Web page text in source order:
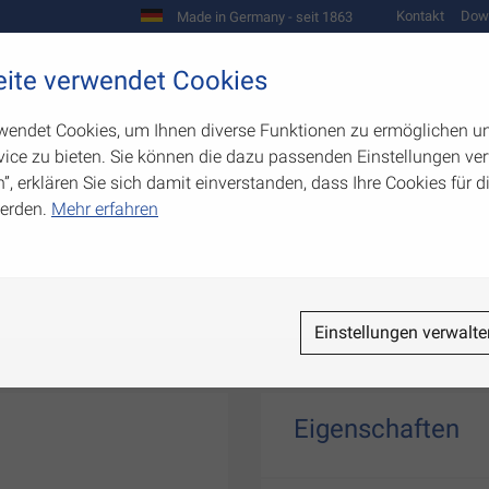
Made in Germany - seit 1863 Kontakt
Werkzeugbau
Eigenschaften
verwendet Cookies
Cookies, um Ihnen diverse Funktionen zu ermöglichen
zu bieten. Sie können die dazu passenden Einstellungen
erklären Sie sich damit einverstanden, dass Ihre Cookies für
Mehr erfahren
Einstellungen